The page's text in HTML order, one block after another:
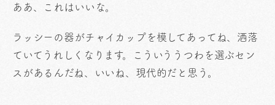
ああ、これはいいな。
ラッシーの器がチャイカップを模してあってね、洒落
ていてうれしくなります。こういううつわを選ぶセン
スがあるんだね、いいね、現代的だと思う。